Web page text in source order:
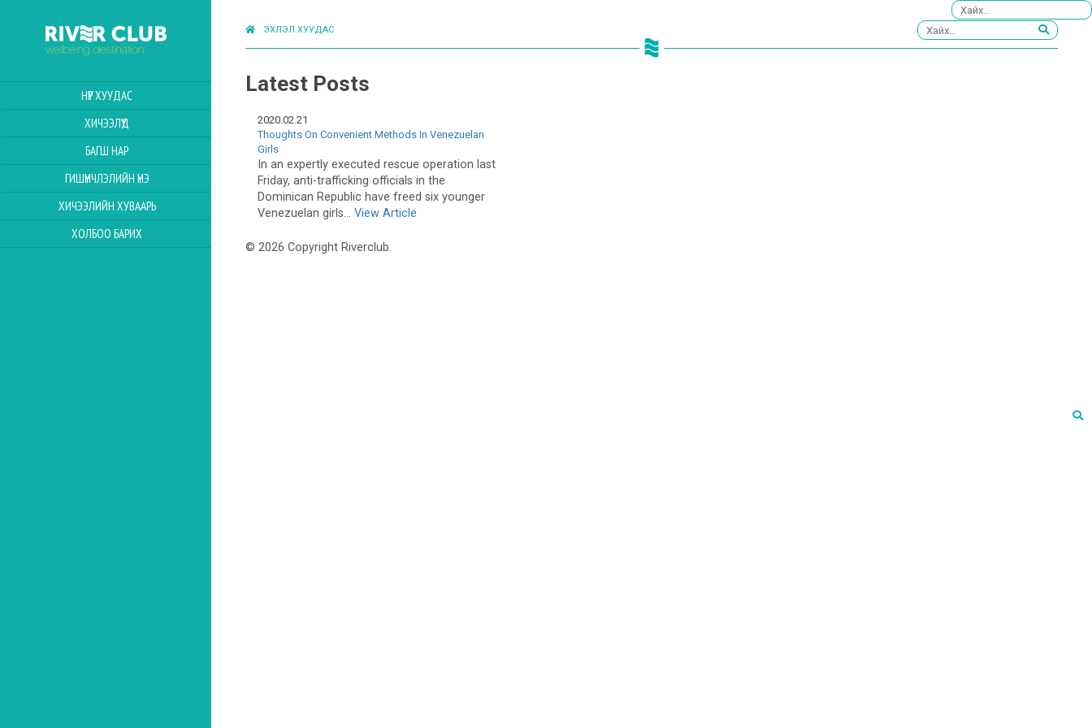
НҮҮР ХУУДАС
ХИЧЭЭЛҮҮД
БАГШ НАР
ГИШҮҮНЧЛЭЛИЙН ҮНЭ
ХИЧЭЭЛИЙН ХУВААРЬ
ХОЛБОО БАРИХ
ЭХЛЭЛ ХУУДАС
Latest Posts
2020.02.21
Thoughts On Convenient Methods In Venezuelan
Girls
In an expertly executed rescue operation last
Friday, anti-trafficking officials in the
Dominican Republic have freed six younger
Venezuelan girls... View Article
© 2026 Copyright Riverclub.